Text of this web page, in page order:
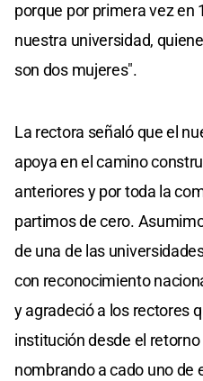
porque por primera vez en
nuestra universidad,
son dos mujeres".
La rectora señaló que el
apoya en el camino
anteriores y por toda la
partimos de cero.
de una de las
con reconocimiento
y agradeció a los rectores
institución desde el
nombrando a cado uno de